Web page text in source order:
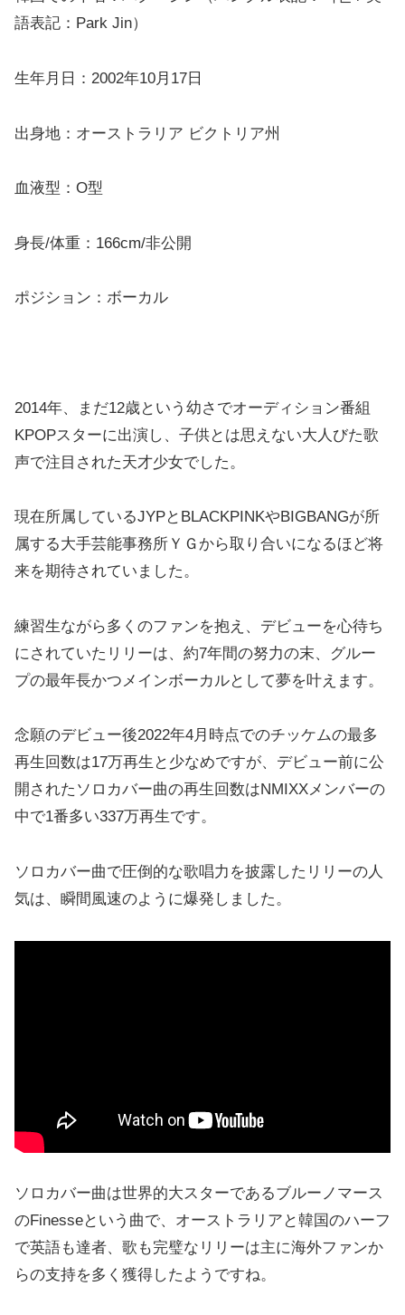
語表記：Park Jin）
生年月日：2002年10月17日
出身地：オーストラリア ビクトリア州
血液型：O型
身長/体重：166cm/非公開
ポジション：ボーカル
2014年、まだ12歳という幼さでオーディション番組
KPOPスターに出演し、子供とは思えない大人びた歌
声で注目された天才少女でした。
現在所属しているJYPとBLACKPINKやBIGBANGが所
属する大手芸能事務所ＹＧから取り合いになるほど将
来を期待されていました。
練習生ながら多くのファンを抱え、デビューを心待ち
にされていたリリーは、約7年間の努力の末、グルー
プの最年長かつメインボーカルとして夢を叶えます。
念願のデビュー後2022年4月時点でのチッケムの最多
再生回数は17万再生と少なめですが、デビュー前に公
開されたソロカバー曲の再生回数はNMIXXメンバーの
中で1番多い337万再生です。
ソロカバー曲で圧倒的な歌唱力を披露したリリーの人
気は、瞬間風速のように爆発しました。
ソロカバー曲は世界的大スターであるブルーノマース
のFinesseという曲で、オーストラリアと韓国のハーフ
で英語も達者、歌も完璧なリリーは主に海外ファンか
らの支持を多く獲得したようですね。